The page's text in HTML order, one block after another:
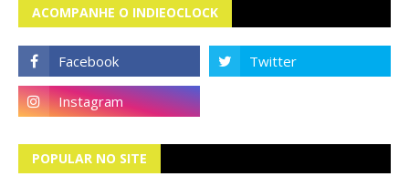
ACOMPANHE O INDIEOCLOCK
POPULAR NO SITE